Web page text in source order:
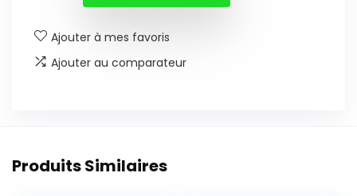
Ajouter à mes favoris
Ajouter au comparateur
Produits Similaires